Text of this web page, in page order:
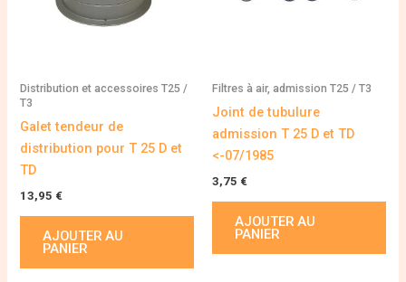
Distribution et accessoires T25 /
T3
Galet tendeur de
distribution pour T 25 D et
TD
13,95 €
AJOUTER AU
PANIER
Filtres à air, admission T25 / T3
Joint de tubulure
admission T 25 D et TD
<-07/1985
3,75 €
AJOUTER AU
PANIER